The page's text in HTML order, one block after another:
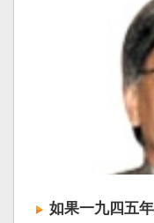
如果一九四五